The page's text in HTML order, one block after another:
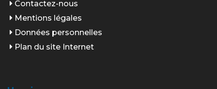
Contactez-nous
Mentions légales
Données personnelles
Plan du site Internet